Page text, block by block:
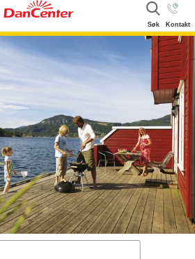
Kontakt
Søk